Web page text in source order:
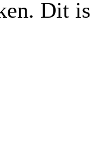
Dit